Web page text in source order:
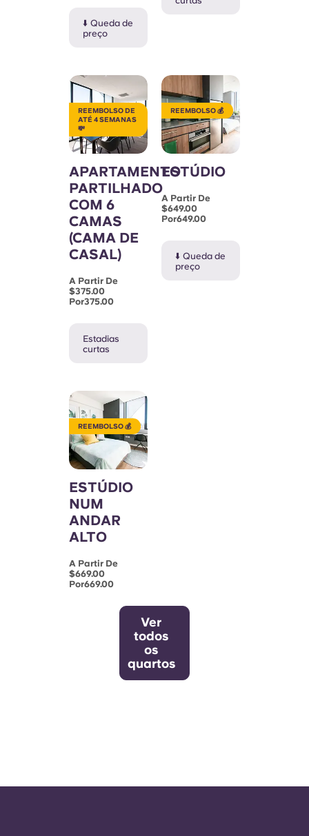
Portuguese
⬇️ Queda de
preço
REEMBOLSO DE
ATÉ 4 SEMANAS
💸
APARTAMENTO
PARTILHADO
COM 6
CAMAS
(CAMA DE
CASAL)
A Partir De
$375.00
Por375.00
Estadias
curtas
REEMBOLSO 💰
ESTÚDIO
A Partir De
$649.00
Por649.00
⬇️ Queda de
preço
REEMBOLSO 💰
ESTÚDIO
NUM
ANDAR
ALTO
A Partir De
$669.00
Por669.00
Ver
todos
os
quartos